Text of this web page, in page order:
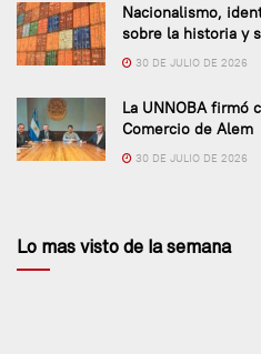
Nacionalismo,
sobre la historia y
30 DE JULIO DE 2026
La UNNOBA firmó
Comercio de Alem
30 DE JULIO DE 2026
Lo mas visto de la semana